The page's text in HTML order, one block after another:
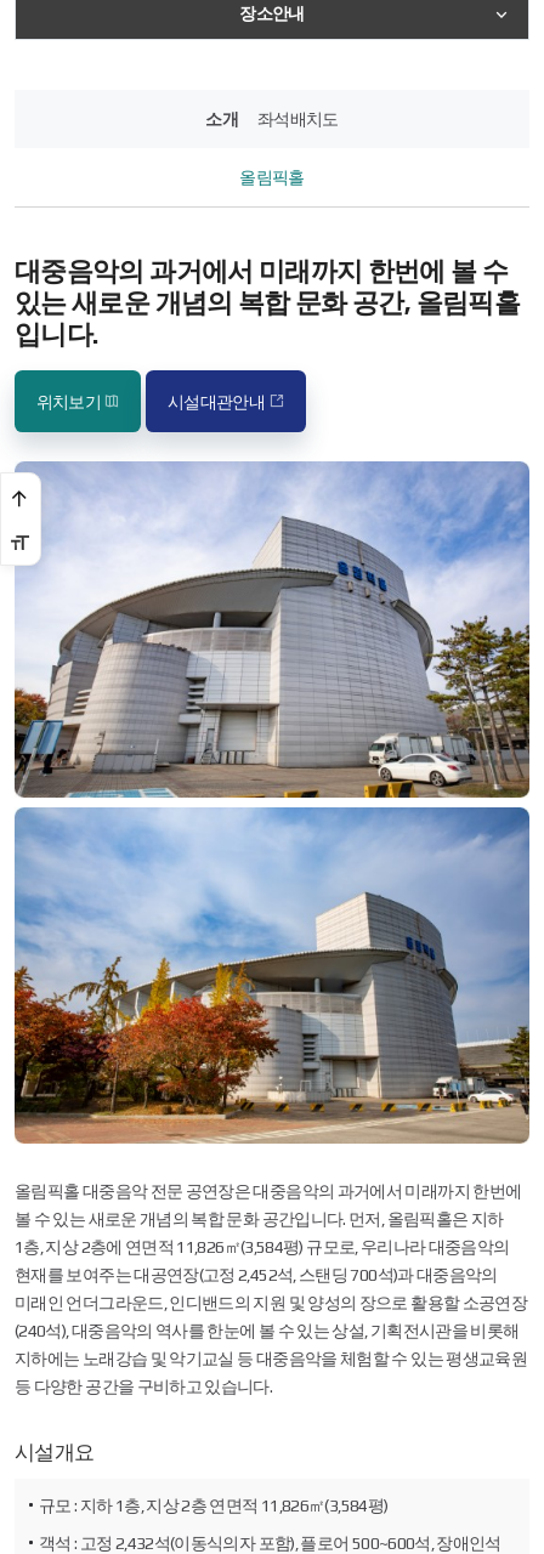
장소안내
소개
올림픽홀
좌석배치도
대중음악의 과거에서 미래까지 한번에 볼 수
있는 새로운 개념의 복합 문화 공간, 올림픽홀
입니다.
위치보기 시설대관안내
올림픽홀 대중음악 전문 공연장은 대중음악의 과거에서 미래까지 한번에
볼 수 있는 새로운 개념의 복합 문화 공간입니다. 먼저, 올림픽홀은 지하
1층, 지상 2층에 연면적 11,826㎡(3,584평) 규모로, 우리나라 대중음악의
현재를 보여주는 대공연장(고정 2,452석, 스탠딩 700석)과 대중음악의
미래인 언더그라운드, 인디밴드의 지원 및 양성의 장으로 활용할 소공연장
(240석), 대중음악의 역사를 한눈에 볼 수 있는 상설, 기획전시관을 비롯해
지하에는 노래강습 및 악기교실 등 대중음악을 체험할 수 있는 평생교육원
등 다양한 공간을 구비하고 있습니다.
시설개요
규모 : 지하 1층, 지상 2층 연면적 11,826㎡(3,584평)
객석 : 고정 2,432석(이동식의자 포함), 플로어 500~600석, 장애인석